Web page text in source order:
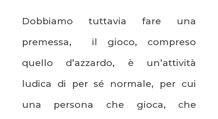
Dobbiamo tuttavia fare una
premessa, il gioco, compreso
quello d’azzardo, è un’attività
ludica di per sé normale, per cui
una persona che gioca, che